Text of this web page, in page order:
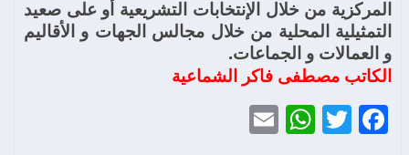
المركزية من خلال الإنتخابات التشريعية أو على صعيد
التمثيلية المحلية من خلال مجالس الجهات و الأقاليم
و العمالات و الجماعات.
الكاتب مصطفى فاكر الشماعية
Facebook
Twitter
WhatsApp